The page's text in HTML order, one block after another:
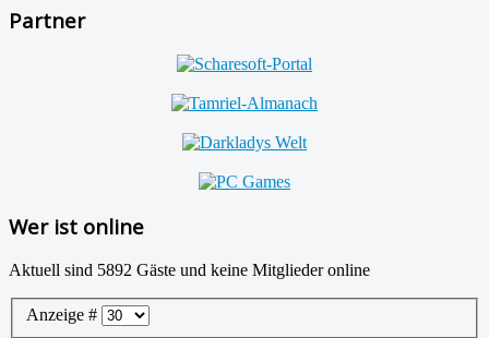
Partner
Wer ist online
Aktuell sind 5892 Gäste und keine Mitglieder online
Anzeige #